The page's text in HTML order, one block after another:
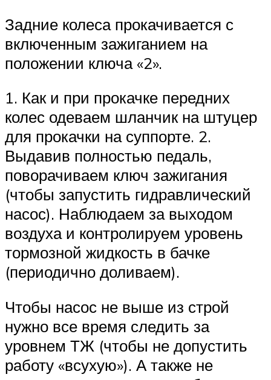
Задние колеса прокачивается с
включенным зажиганием на
положении ключа «2».
1. Как и при прокачке передних
колес одеваем шланчик на штуцер
для прокачки на суппорте. 2.
Выдавив полностью педаль,
поворачиваем ключ зажигания
(чтобы запустить гидравлический
насос). Наблюдаем за выходом
воздуха и контролируем уровень
тормозной жидкость в бачке
(периодично доливаем).
Чтобы насос не выше из строй
нужно все время следить за
уровнем ТЖ (чтобы не допустить
работу «всухую»). А также не